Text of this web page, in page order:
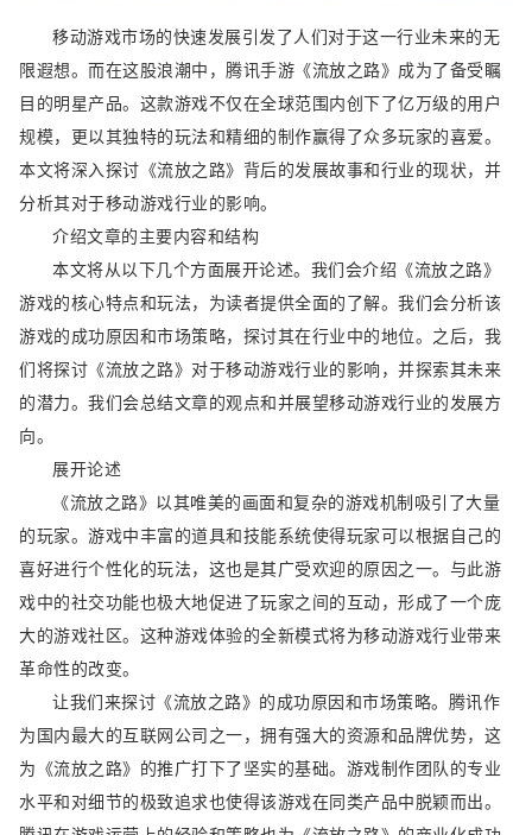
移动游戏市场的快速发展引发了人们对于这一行业未来的无
限遐想。而在这股浪潮中，腾讯手游《流放之路》成为了备受瞩
目的明星产品。这款游戏不仅在全球范围内创下了亿万级的用户
规模，更以其独特的玩法和精细的制作赢得了众多玩家的喜爱。
本文将深入探讨《流放之路》背后的发展故事和行业的现状，并
分析其对于移动游戏行业的影响。
介绍文章的主要内容和结构
本文将从以下几个方面展开论述。我们会介绍《流放之路》
游戏的核心特点和玩法，为读者提供全面的了解。我们会分析该
游戏的成功原因和市场策略，探讨其在行业中的地位。之后，我
们将探讨《流放之路》对于移动游戏行业的影响，并探索其未来
的潜力。我们会总结文章的观点和并展望移动游戏行业的发展方
向。
展开论述
《流放之路》以其唯美的画面和复杂的游戏机制吸引了大量
的玩家。游戏中丰富的道具和技能系统使得玩家可以根据自己的
喜好进行个性化的玩法，这也是其广受欢迎的原因之一。与此游
戏中的社交功能也极大地促进了玩家之间的互动，形成了一个庞
大的游戏社区。这种游戏体验的全新模式将为移动游戏行业带来
革命性的改变。
让我们来探讨《流放之路》的成功原因和市场策略。腾讯作
为国内最大的互联网公司之一，拥有强大的资源和品牌优势，这
为《流放之路》的推广打下了坚实的基础。游戏制作团队的专业
水平和对细节的极致追求也使得该游戏在同类产品中脱颖而出。